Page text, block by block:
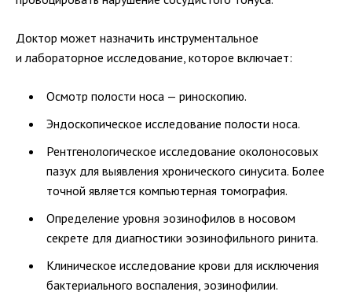
Доктор может назначить инструментальное
и лабораторное исследование, которое включает:
Осмотр полости носа — риноскопию.
Эндоскопическое исследование полости носа.
Рентгенологическое исследование околоносовых
пазух для выявления хронического синусита. Более
точной является компьютерная томография.
Определение уровня эозинофилов в носовом
секрете для диагностики эозинофильного ринита.
Клиническое исследование крови для исключения
бактериального воспаления, эозинофилии.